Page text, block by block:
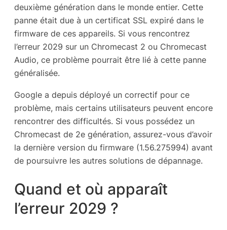
deuxième génération dans le monde entier. Cette
panne était due à un certificat SSL expiré dans le
firmware de ces appareils. Si vous rencontrez
l’erreur 2029 sur un Chromecast 2 ou Chromecast
Audio, ce problème pourrait être lié à cette panne
généralisée.
Google a depuis déployé un correctif pour ce
problème, mais certains utilisateurs peuvent encore
rencontrer des difficultés. Si vous possédez un
Chromecast de 2e génération, assurez-vous d’avoir
la dernière version du firmware (1.56.275994) avant
de poursuivre les autres solutions de dépannage.
Quand et où apparaît
l’erreur 2029 ?